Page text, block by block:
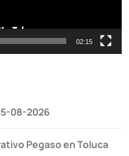
02:15
08-2026
Pegaso en Toluca